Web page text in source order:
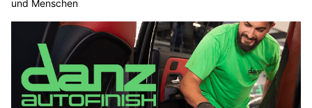
und Menschen